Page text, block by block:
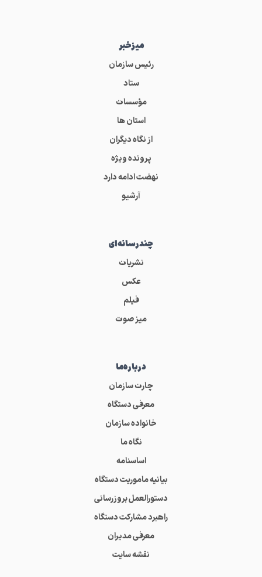
میز‌خبر
رئیس سازمان
ستاد
مؤسسات
استان ها
از نگاه دیگران
پرونده ویژه
نهضت ادامه دارد
آرشیو
چندرسانه‌ای
نشریات
عکس
فیلم
میز صوت
درباره‌ما
چارت سازمان
معرفی دستگاه
خانواده سازمان
نگاه ما
اساسنامه
بیانیه ماموریت دستگاه
دستورالعمل بروزرسانی
راهبرد مشارکت دستگاه
معرفی مدیران
نقشه سایت